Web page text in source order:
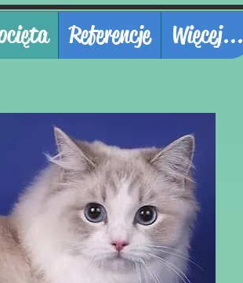
Referencje Więcej...